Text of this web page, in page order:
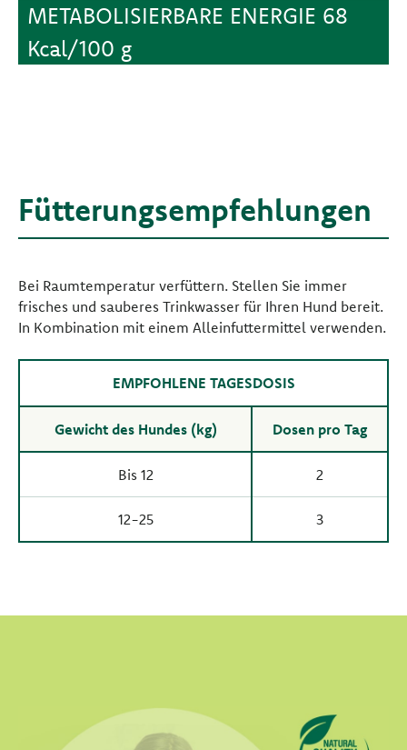
METABOLISIERBARE ENERGIE 68
Kcal/100 g
Fütterungsempfehlungen
Bei Raumtemperatur verfüttern. Stellen Sie immer
frisches und sauberes Trinkwasser für Ihren Hund bereit.
In Kombination mit einem Alleinfuttermittel verwenden.
EMPFOHLENE TAGESDOSIS
Gewicht des Hundes (kg) Dosen pro Tag
Bis 12 2
12-25 3